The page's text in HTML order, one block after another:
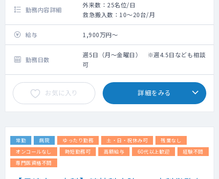
勤務内容詳細
外来数：25名位/日
救急搬入数：10～20台/月
給与 1,900万円～
勤務日数
週5日（月～金曜日） ※週4.5日なども相談
可
お気に入り 詳細をみる
常勤 病院 ゆったり勤務 土・日・祝休み可
残業なし
オンコールなし
時短勤務可 高額給与 60代以上歓迎
経験不問
専門医資格不問